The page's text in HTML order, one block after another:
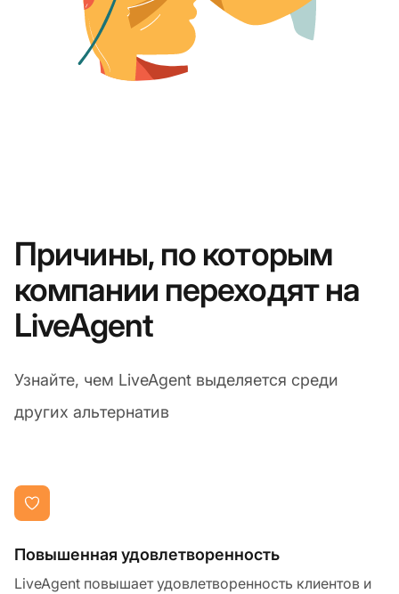
Причины, по которым
компании переходят на
LiveAgent
Узнайте, чем LiveAgent выделяется среди
других альтернатив
Повышенная удовлетворенность
LiveAgent повышает удовлетворенность клиентов и